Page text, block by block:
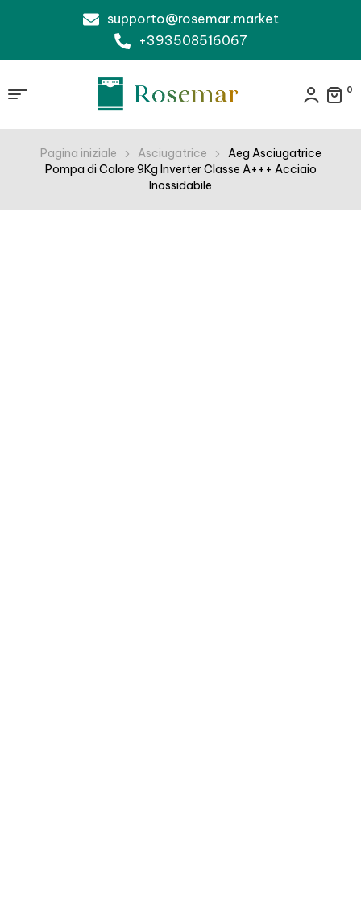
supporto@rosemar.market
+393508516067
0
Pagina iniziale Asciugatrice
Aeg Asciugatrice
Pompa di Calore 9Kg Inverter Classe A+++ Acciaio
Inossidabile